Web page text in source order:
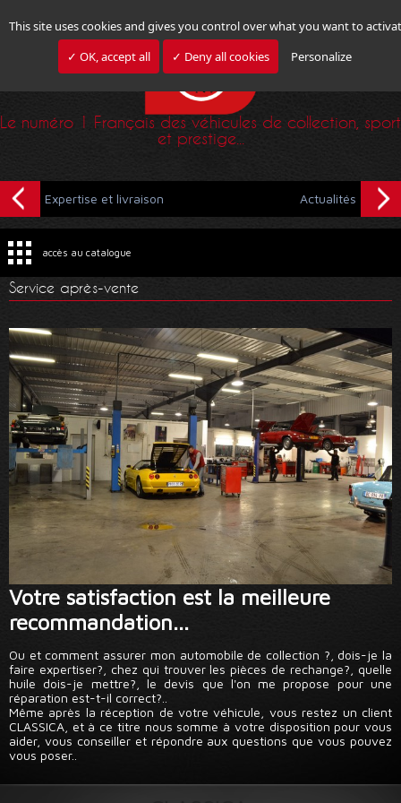
This site uses cookies and gives you control over what you want to
✓ OK, accept all
✓ Deny all cookies Personalize
Le numéro 1 Français des véhicules de collection, sport
et prestige...
Expertise et livraison
accès au catalogue
Actualités
Service après-vente
Votre satisfaction est la meilleure
recommandation...
Ou et comment assurer mon automobile de collection ?, dois-je la
faire expertiser?, chez qui trouver les pièces de rechange?, quelle
huile dois-je mettre?, le devis que l'on me propose pour une
réparation est-t-il correct?..
Même après la réception de votre véhicule, vous restez un client
CLASSICA, et à ce titre nous somme à votre disposition pour vous
aider, vous conseiller et répondre aux questions que vous pouvez
vous poser..